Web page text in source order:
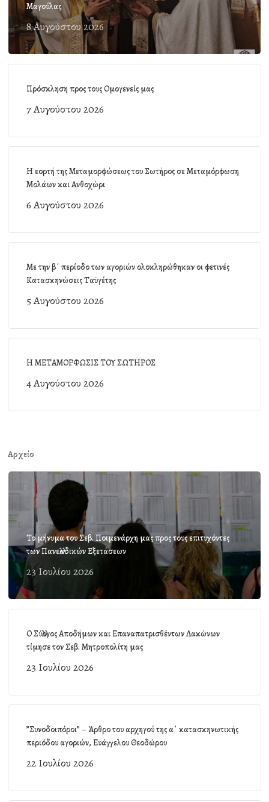
Μαγούλας
8 Αυγούστου 2026
Πρόσκληση προς τους Ομογενείς μας
7 Αυγούστου 2026
Η εορτή της Μεταμορφώσεως του Σωτήρος σε Μεταμόρφωση
Μολάων και Ανθοχώρι
6 Αυγούστου 2026
Με την β΄ περίοδο των αγοριών ολοκληρώθηκαν οι φετινές
Κατασκηνώσεις Ταϋγέτης
5 Αυγούστου 2026
Η ΜΕΤΑΜΟΡΦΩΣΙΣ ΤΟΥ ΣΩΤΗΡΟΣ
4 Αυγούστου 2026
Αρχείο
Το μήνυμα του Σεβ. Ποιμενάρχη μας προς τους επιτυχόντες
των Πανελλαδικών Εξετάσεων
23 Ιουλίου 2026
Ο Σύλλογος Αποδήμων και Επαναπατρισθέντων Λακώνων
τίμησε τον Σεβ. Μητροπολίτη μας
23 Ιουλίου 2026
”Συνοδοιπόροι” – Άρθρο του αρχηγού της α΄ κατασκηνωτικής
περιόδου αγοριών, Ευάγγελου Θεοδώρου
22 Ιουλίου 2026